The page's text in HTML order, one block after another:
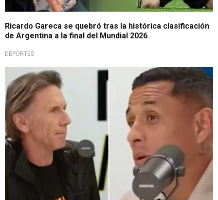
Ricardo Gareca se quebró tras la histórica clasificación
de Argentina a la final del Mundial 2026
DEPORTES
Debate futbolero